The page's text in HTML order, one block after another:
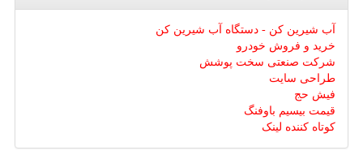
آب شیرین کن - دستگاه آب شیرین کن
خرید و فروش خودرو
شرکت صنعتی سخت پوشش
طراحی سایت
فیش حج
قیمت بیسیم باوفنگ
کوتاه کننده لینک